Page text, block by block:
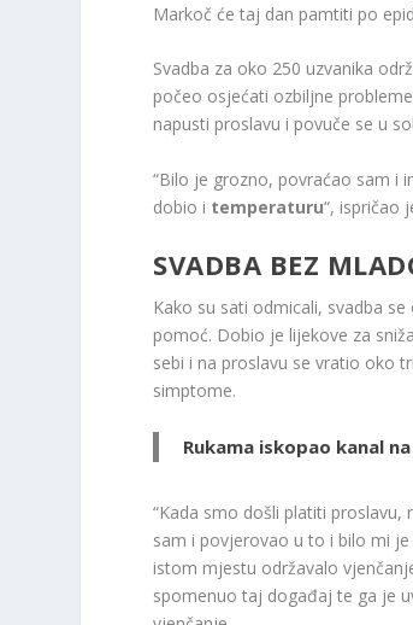
Markoč će taj dan pamtiti po
Svadba za oko 250 uzvanika
počeo osjećati ozbiljne
napusti proslavu i povuče se u
“Bilo je grozno, povraćao sam i
dobio i temperaturu“, ispričao
SVADBA BEZ
Kako su sati odmicali, svadba
pomoć. Dobio je lijekove za
sebi i na proslavu se vratio oko
simptome.
Rukama iskopao kanal
“Kada smo došli platiti
sam i povjerovao u to i bilo mi
istom mjestu održavalo
spomenuo taj događaj te ga je